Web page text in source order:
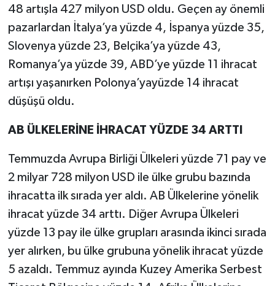
48 artışla 427 milyon USD oldu. Geçen ay önemli
pazarlardan İtalya’ya yüzde 4, İspanya yüzde 35,
Slovenya yüzde 23, Belçika’ya yüzde 43,
Romanya’ya yüzde 39, ABD’ye yüzde 11 ihracat
artışı yaşanırken Polonya’yayüzde 14 ihracat
düşüşü oldu.
AB ÜLKELERİNE İHRACAT YÜZDE 34 ARTTI
Temmuzda Avrupa Birliği Ülkeleri yüzde 71 pay ve
2 milyar 728 milyon USD ile ülke grubu bazında
ihracatta ilk sırada yer aldı. AB Ülkelerine yönelik
ihracat yüzde 34 arttı. Diğer Avrupa Ülkeleri
yüzde 13 pay ile ülke grupları arasında ikinci sırada
yer alırken, bu ülke grubuna yönelik ihracat yüzde
5 azaldı. Temmuz ayında Kuzey Amerika Serbest